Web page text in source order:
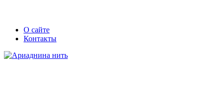
Skip
Secondary
left
navigation
Secondary
right
navigation
О сайте
Контакты